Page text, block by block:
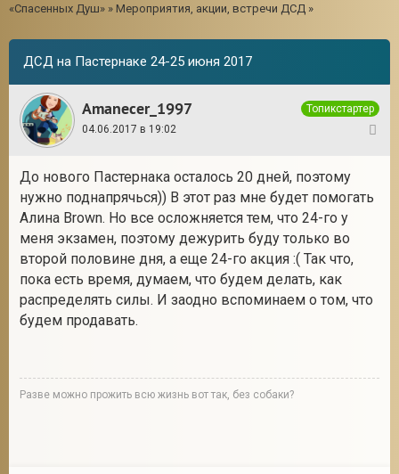
«Спасенных Душ» » Мероприятия, акции, встречи ДСД »
ДСД на Пастернаке 24-25 июня 2017
Amanecer_1997
Топикстартер
04.06.2017 в 19:02
До нового Пастернака осталось 20 дней, поэтому
нужно поднапрячься)) В этот раз мне будет помогать
Алина Brown. Но все осложняется тем, что 24-го у
меня экзамен, поэтому дежурить буду только во
второй половине дня, а еще 24-го акция :( Так что,
пока есть время, думаем, что будем делать, как
распределять силы. И заодно вспоминаем о том, что
будем продавать.
Разве можно прожить всю жизнь вот так, без собаки?